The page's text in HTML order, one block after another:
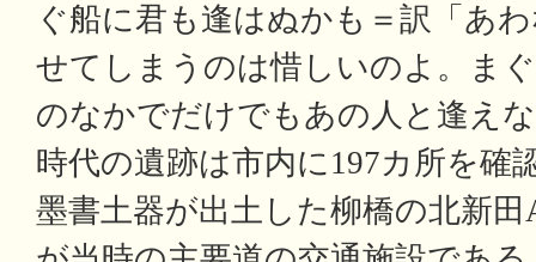
ぐ船に君も逢はぬかも＝訳「あ
せてしまうのは惜しいのよ。ま
のなかでだけでもあの人と逢え
時代の遺跡は市内に197カ所を確
墨書土器が出土した柳橋の北新